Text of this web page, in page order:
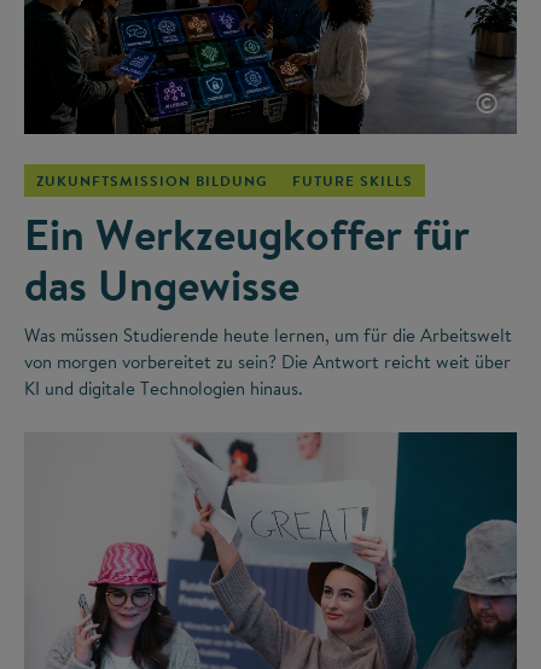
©
ZUKUNFTSMISSION BILDUNG FUTURE SKILLS
Ein Werkzeugkoffer für
das Ungewisse
Was müssen Studierende heute lernen, um für die Arbeitswelt
von morgen vorbereitet zu sein? Die Antwort reicht weit über
KI und digitale Technologien hinaus.